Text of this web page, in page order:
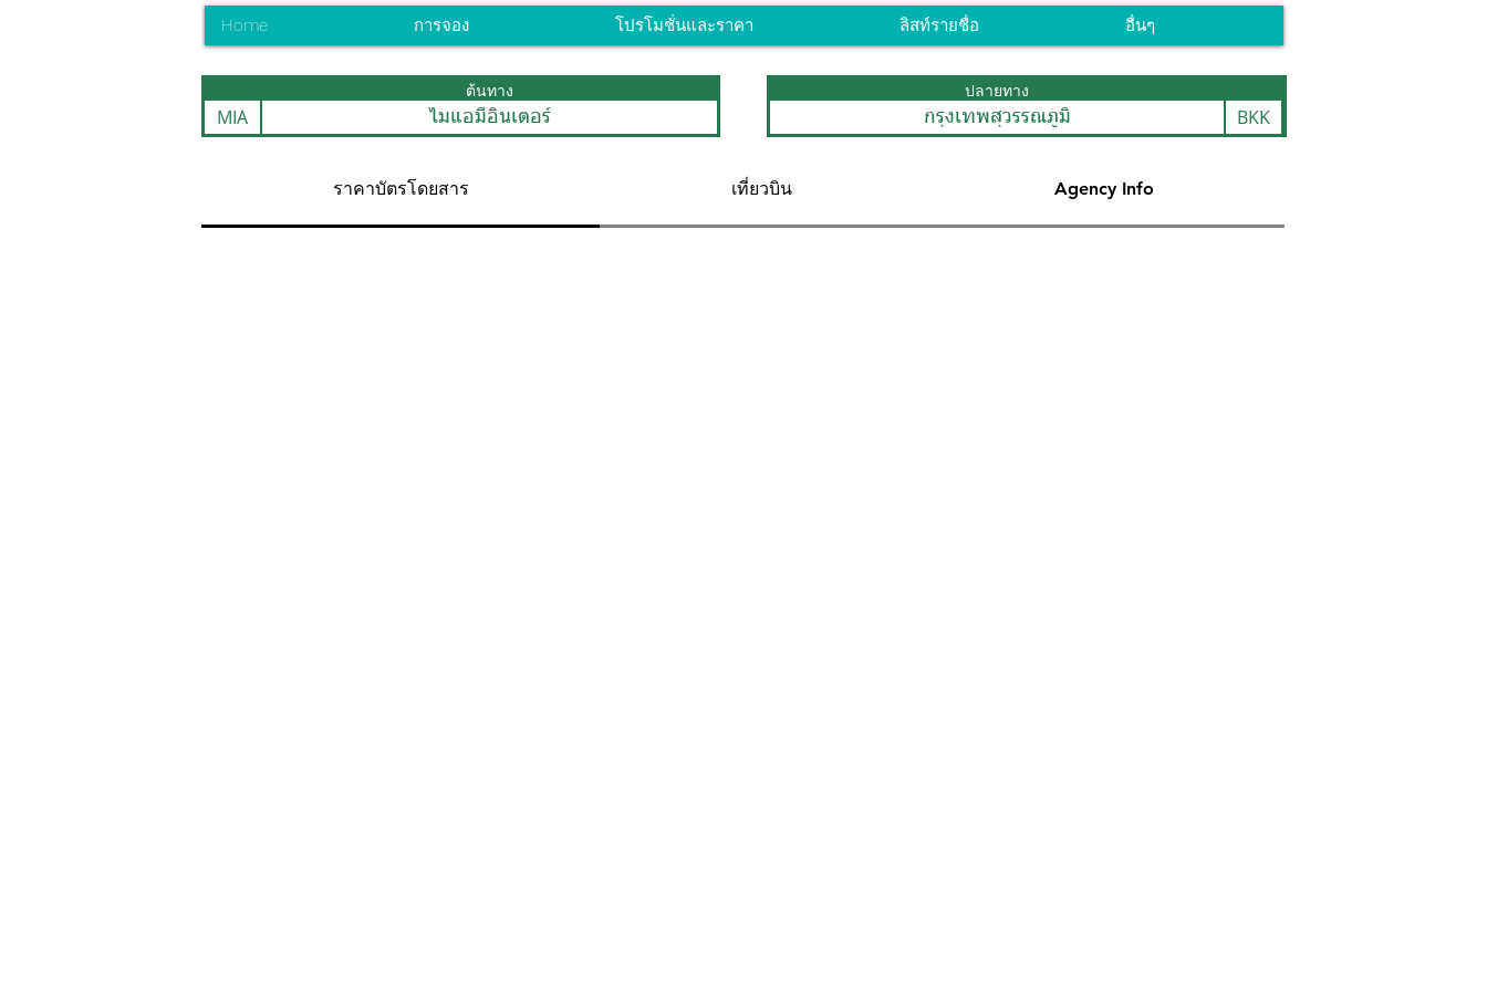
Home การจอง โปรโมชั่นและราคา ลิสท์รายชื่อ อื่นๆ
ต้นทาง
MIA ไมแอมีอินเตอร์
ปลายทาง
BKK
กรุงเทพสุวรรณภูมิ
ราคาบัตรโดยสาร เที่ยวบิน Agency Info